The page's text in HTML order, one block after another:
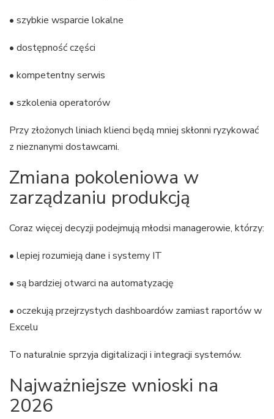
• szybkie wsparcie lokalne
• dostępność części
• kompetentny serwis
• szkolenia operatorów
Przy złożonych liniach klienci będą mniej skłonni ryzykować
z nieznanymi dostawcami.
Zmiana pokoleniowa w
zarządzaniu produkcją
Coraz więcej decyzji podejmują młodsi managerowie, którzy:
• lepiej rozumieją dane i systemy IT
• są bardziej otwarci na automatyzację
• oczekują przejrzystych dashboardów zamiast raportów w
Excelu
To naturalnie sprzyja digitalizacji i integracji systemów.
Najważniejsze wnioski na
2026